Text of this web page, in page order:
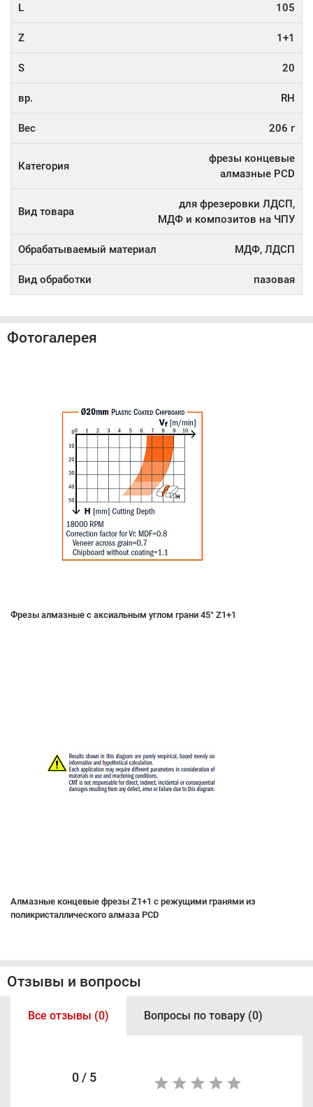
L 105
Z 1+1
S 20
вр. RH
Вес 206 г
Категория
фрезы концевые
алмазные PCD
Вид товара
для фрезеровки ЛДСП,
МДФ и композитов на ЧПУ
Обрабатываемый материал МДФ, ЛДСП
Вид обработки пазовая
Фотогалерея
Фрезы алмазные с аксиальным углом грани 45° Z1+1
Aлмазные концевые фрезы Z1+1 с режущими гранями из
поликристаллического алмаза PCD
Отзывы и вопросы
Все отзывы (0) Вопросы по товару (0)
0 / 5